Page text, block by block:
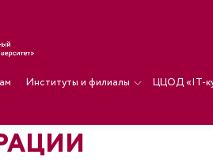
Институты и филиалы ЦЦОД «IT-